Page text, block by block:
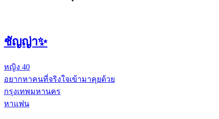
ชัญญ่า✨
หญิง 40
อยากหาคนที่จริงใจเข้ามาคุยด้วย
กรุงเทพมหานคร
หาแฟน